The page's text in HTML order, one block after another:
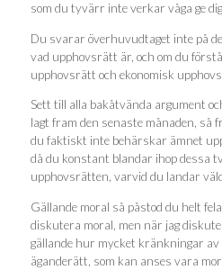
som du tyvärr inte verkar våga ge
Du svarar överhuvudtaget inte på
vad upphovsrätt är, och om du
upphovsrätt och ekonomisk
Sett till alla bakåtvända argument
lagt fram den senaste månaden, så
du faktiskt inte behärskar ämnet
då du konstant blandar ihop dessa
upphovsrätten, varvid du landar
Gällande moral så påstod du helt
diskutera moral, men när jag
gällande hur mycket kränkningar
äganderätt, som kan anses vara